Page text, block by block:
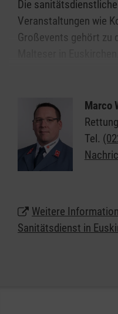
Die
Veranstaltungen wie
Großevents gehört zu
Mitarbeitenden des
Veranstaltungen ab
mit einer bestimmten
qualifizierten
Menschen
die Notwendigkeit
zuletzt aus
Marco
Tel.
Weitere
Sanitätsdienst in